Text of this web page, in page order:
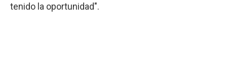
tenido la oportunidad".